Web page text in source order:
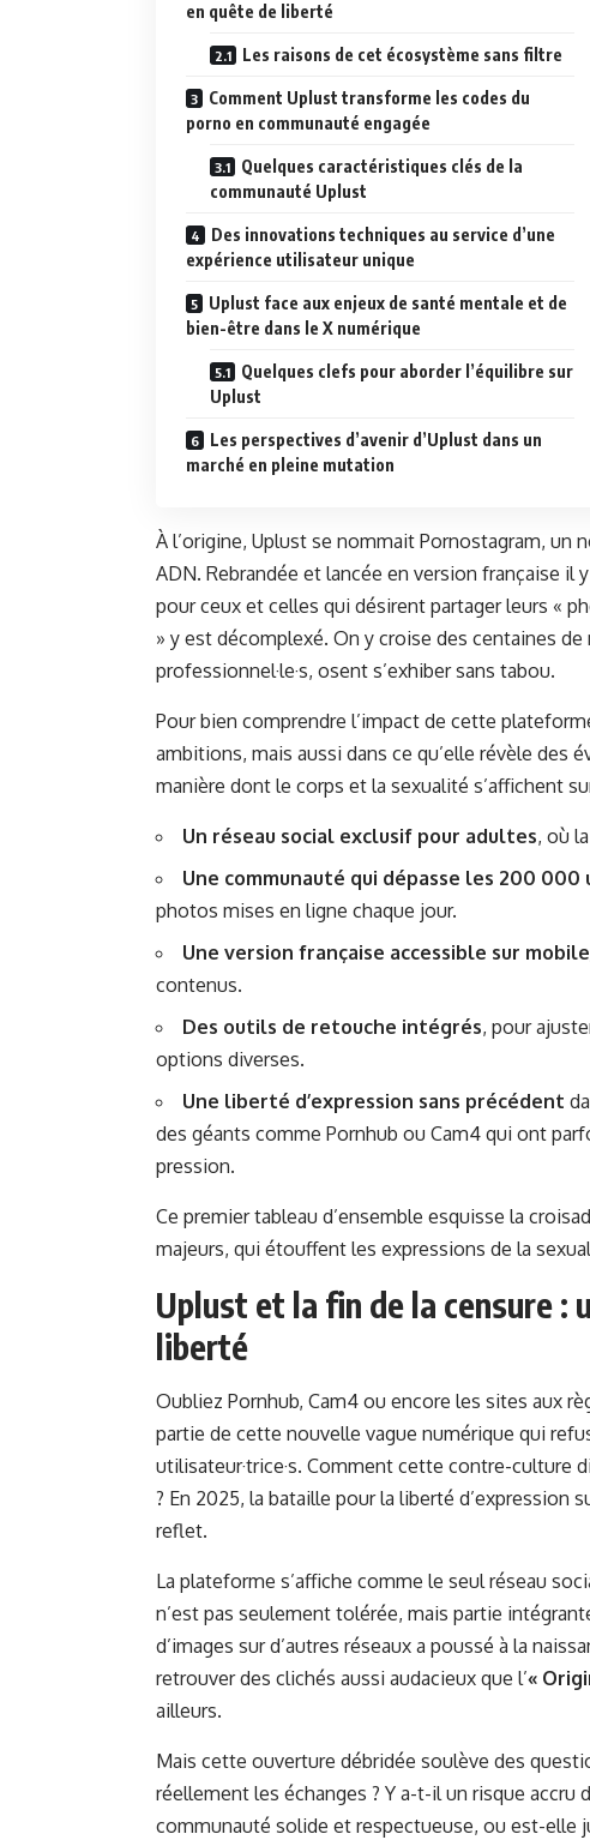
en quête de liberté
Les raisons de cet écosystème sans filtre
Comment Uplust transforme les codes du
porno en communauté engagée
Quelques caractéristiques clés de la
communauté Uplust
Des innovations techniques au service d’une
expérience utilisateur unique
Uplust face aux enjeux de santé mentale et de
bien-être dans le X numérique
Quelques clefs pour aborder l’équilibre sur
Uplust
Les perspectives d’avenir d’Uplust dans un
marché en pleine mutation
À l’origine, Uplust se nommait Pornostagram,
ADN. Rebrandée et lancée en version française il
pour ceux et celles qui désirent partager leurs «
» y est décomplexé. On y croise des centaines
professionnel·le·s, osent s’exhiber sans tabou.
Pour bien comprendre l’impact de cette
ambitions, mais aussi dans ce qu’elle révèle des
manière dont le corps et la sexualité s’affichent
Un réseau social exclusif pour adultes, où
Une communauté qui dépasse les 200
photos mises en ligne chaque jour.
Une version française accessible sur
contenus.
Des outils de retouche intégrés, pour
options diverses.
Une liberté d’expression sans précédent
des géants comme Pornhub ou Cam4 qui ont
pression.
Ce premier tableau d’ensemble esquisse la
majeurs, qui étouffent les expressions de la
Uplust et la fin de la censure :
liberté
Oubliez Pornhub, Cam4 ou encore les sites aux
partie de cette nouvelle vague numérique qui
utilisateur·trice·s. Comment cette contre-culture
? En 2025, la bataille pour la liberté
reflet.
La plateforme s’affiche comme le seul réseau
n’est pas seulement tolérée, mais partie
d’images sur d’autres réseaux a poussé à la
retrouver des clichés aussi audacieux que l’«
ailleurs.
Mais cette ouverture débridée soulève des
réellement les échanges ? Y a-t-il un risque accru
communauté solide et respectueuse, ou est-elle